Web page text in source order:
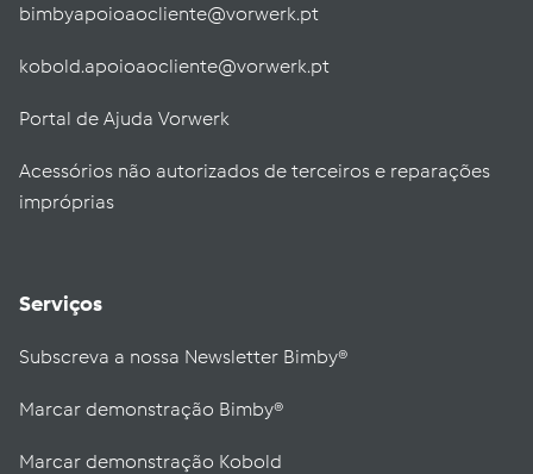
bimbyapoioaocliente@vorwerk.pt
kobold.apoioaocliente@vorwerk.pt
Portal de Ajuda Vorwerk
Acessórios não autorizados de terceiros e reparações
impróprias
Serviços
Subscreva a nossa Newsletter Bimby®
Marcar demonstração Bimby®
Marcar demonstração Kobold